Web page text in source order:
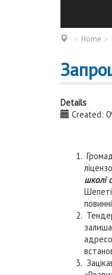
Home
Details
Created:
школі